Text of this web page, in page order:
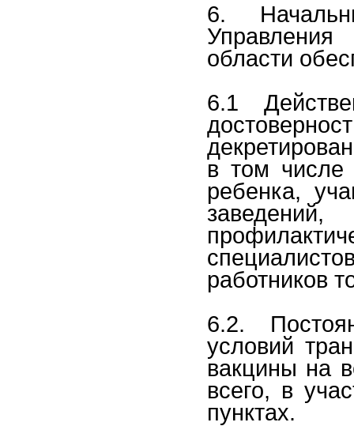
6.
Управления
области
6.1
в том числе
ребенка,
работников
6.2.
условий
вакцины на
всего, в
пунктах.